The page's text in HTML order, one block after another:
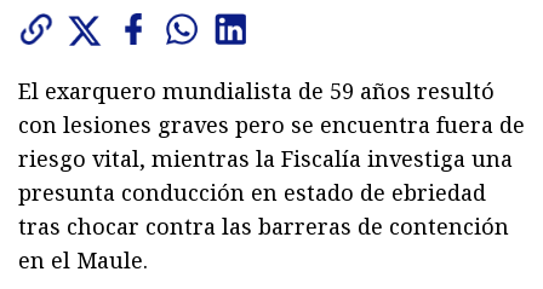
El exarquero mundialista de 59 años resultó
con lesiones graves pero se encuentra fuera de
riesgo vital, mientras la Fiscalía investiga una
presunta conducción en estado de ebriedad
tras chocar contra las barreras de contención
en el Maule.